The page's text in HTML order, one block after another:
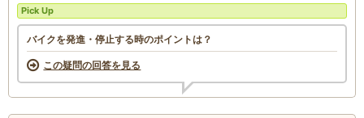
Pick Up
バイクを発進・停止する時のポイントは？
この疑問の回答を見る